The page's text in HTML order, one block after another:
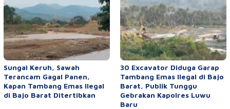
Sungai Keruh, Sawah
Terancam Gagal Panen,
Kapan Tambang Emas Ilegal
di Bajo Barat Ditertibkan
30 Excavator Diduga Garap
Tambang Emas Ilegal di Bajo
Barat, Publik Tunggu
Gebrakan Kapolres Luwu
Baru